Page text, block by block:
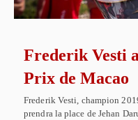
Frederik Vesti
Prix de Macao
Frederik Vesti, champion
prendra la place de Jehan